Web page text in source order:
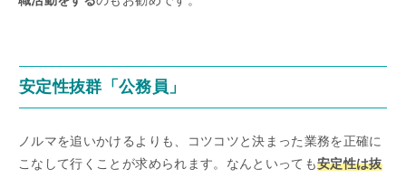
安定性抜群「公務員」
ノルマを追いかけるよりも、コツコツと決まった業務を正確に
こなして行くことが求められます。なんといっても安定性は抜